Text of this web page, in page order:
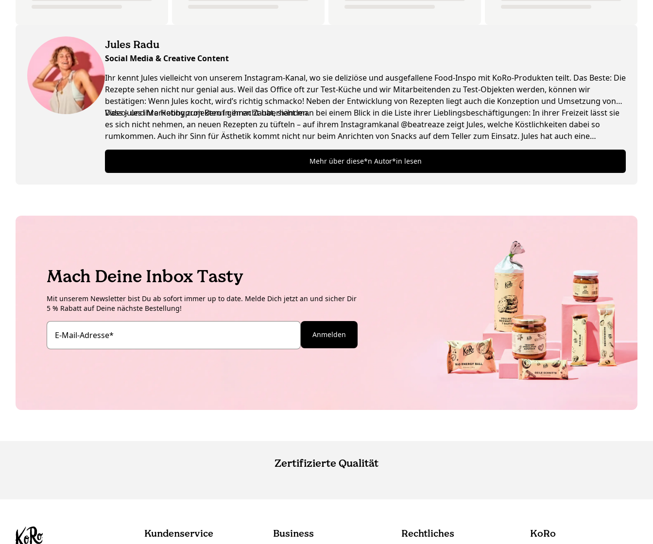
Jules Radu
Social Media & Creative Content
Ihr kennt Jules vielleicht von unserem Instagram-Kanal, wo sie deliziöse und ausgefallene Food-Inspo mit KoRo-Produkten teilt. Das Beste: Die
Rezepte sehen nicht nur genial aus. Weil das Office oft zur Test-Küche und wir Mitarbeitenden zu Test-Objekten werden, können wir
bestätigen: Wenn Jules kocht, wird’s richtig schmacko! Neben der Entwicklung von Rezepten liegt auch die Konzeption und Umsetzung von
Video- und Marketingprojekten in ihren Zauberhänden.
Dass Jules ihre Hobby zum Beruf gemacht hat, sieht man bei einem Blick in die Liste ihrer Lieblingsbeschäftigungen: In ihrer Freizeit lässt sie
es sich nicht nehmen, an neuen Rezepten zu tüfteln – auf ihrem Instagramkanal @beatreaze zeigt Jules, welche Köstlichkeiten dabei so
rumkommen. Auch ihr Sinn für Ästhetik kommt nicht nur beim Anrichten von Snacks auf dem Teller zum Einsatz. Jules hat auch eine
Schwäche für Interior Design und liebt ausgefallene Vintage Lampen.
Mehr über diese*n Autor*in lesen
Mach Deine Inbox Tasty
Mit unserem Newsletter bist Du ab sofort immer up to date. Melde Dich jetzt an und sicher Dir
5 % Rabatt auf Deine nächste Bestellung!
E-Mail-Adresse* Anmelden
Zertifizierte Qualität
Kundenservice Business Rechtliches KoRo